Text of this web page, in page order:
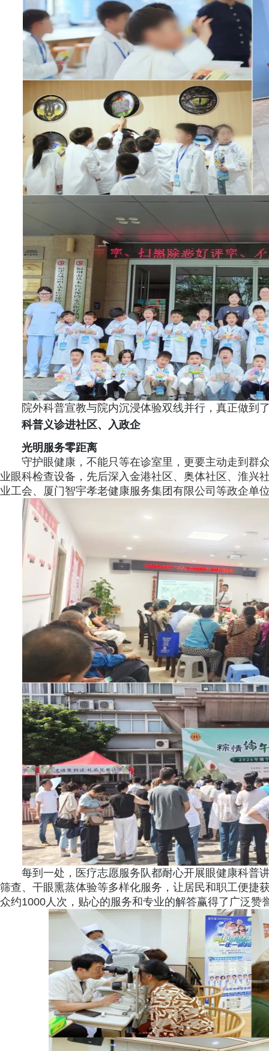
院外科普宣教与院内沉浸体验双线并行，真正做到
科普义诊进社区、入政企
光明服务零距离
守护眼健康，不能只等在诊室里，更要主动走到群
业眼科检查设备，先后深入金港社区、奥体社区、淮兴
业工会、厦门智宇孝老健康服务集团有限公司等政企单
每到一处，医疗志愿服务队都耐心开展眼健康科普
筛查、干眼熏蒸体验等多样化服务，让居民和职工便捷
众约1000人次，贴心的服务和专业的解答赢得了广泛赞